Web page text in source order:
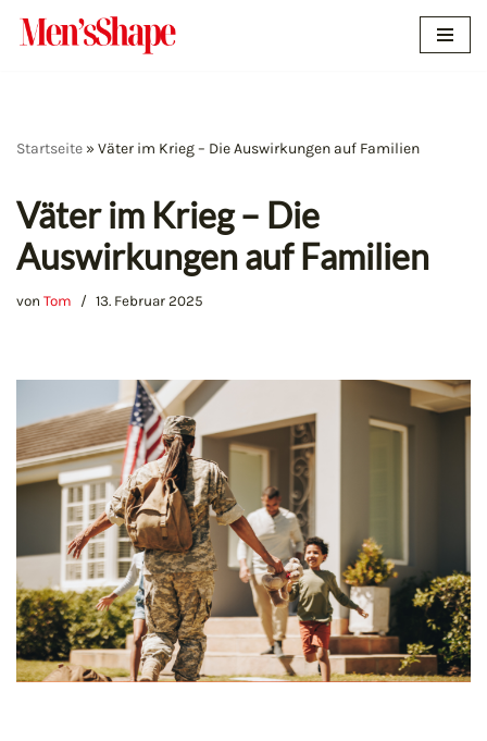
Startseite » Väter im Krieg – Die Auswirkungen auf Familien
Väter im Krieg – Die
Auswirkungen auf Familien
von Tom 13. Februar 2025